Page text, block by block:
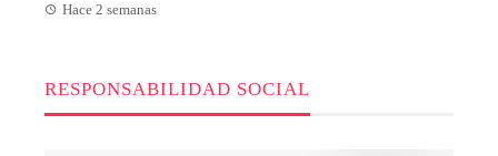
Hace 2 semanas
RESPONSABILIDAD SOCIAL